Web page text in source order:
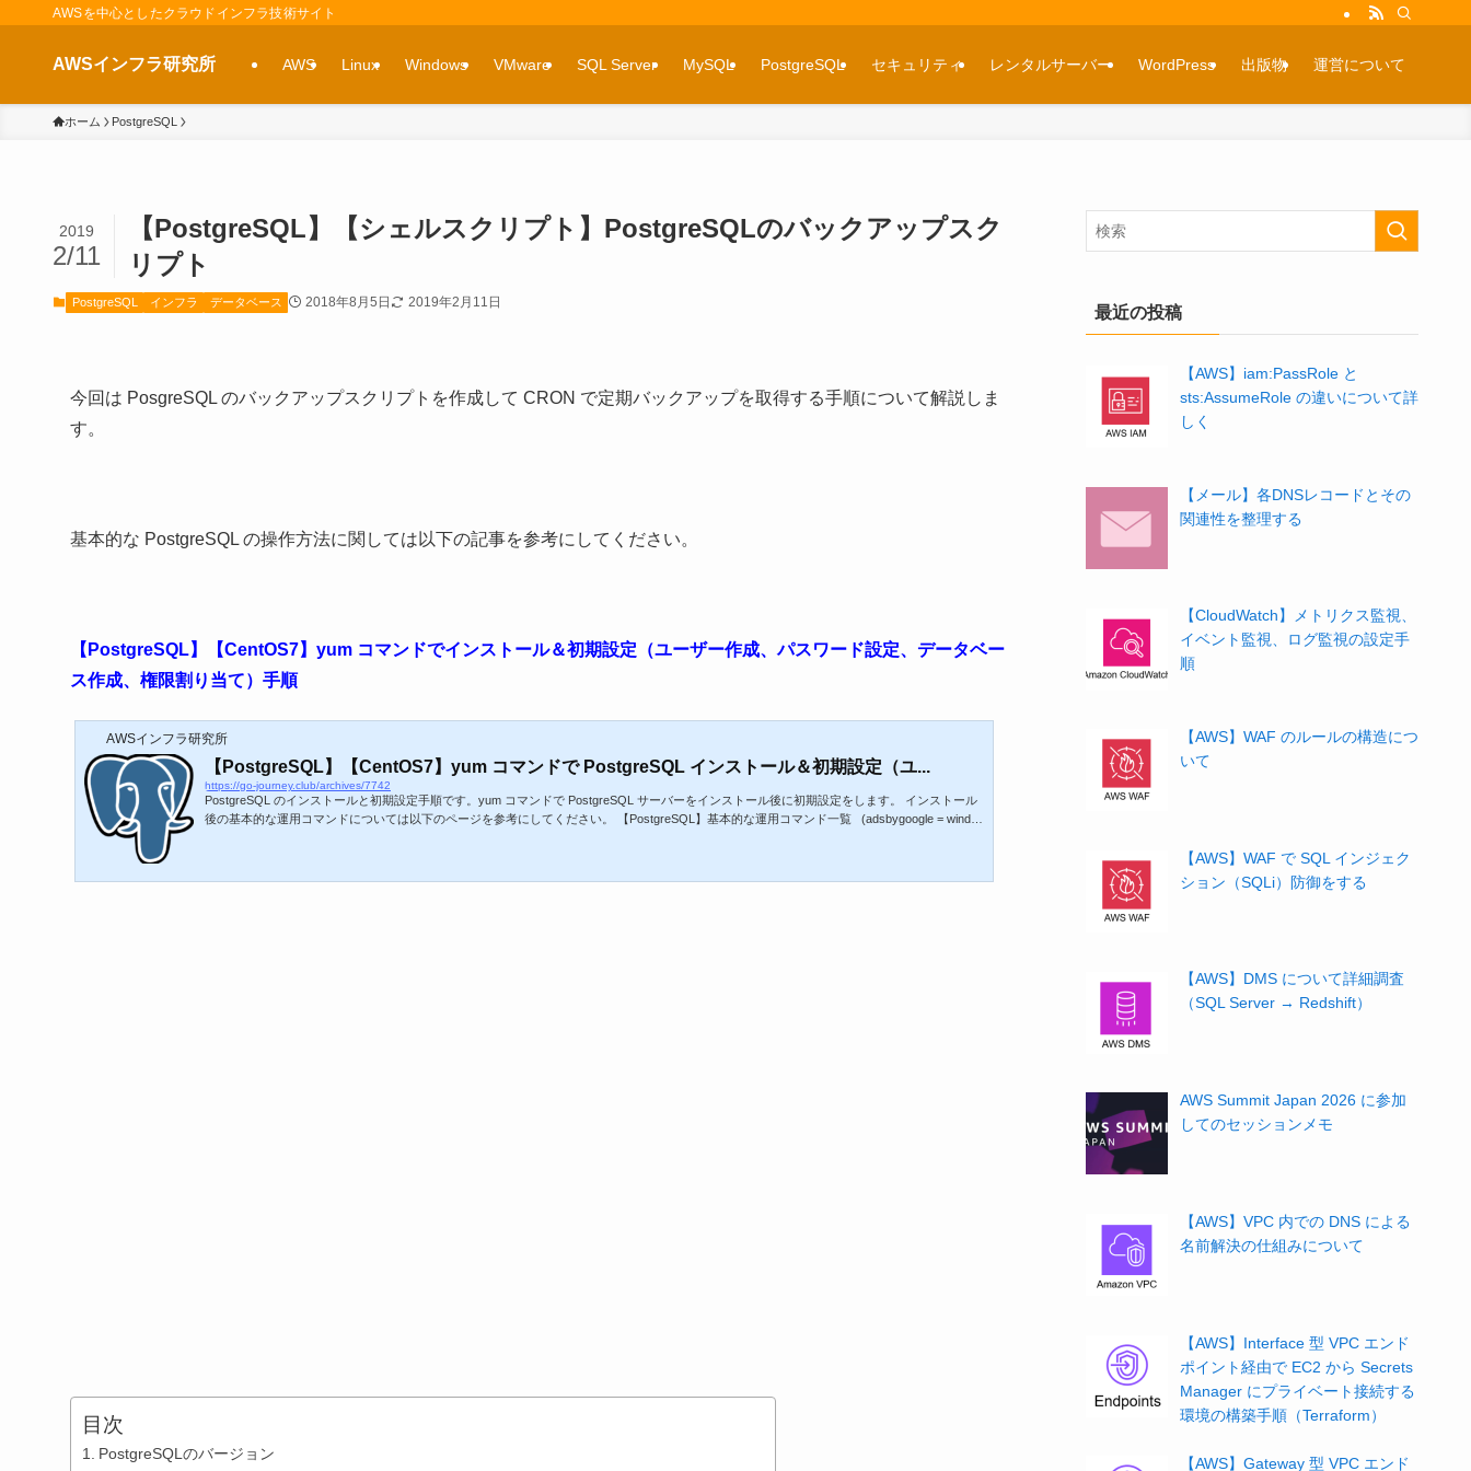
AWSを中心としたクラウドインフラ技術サイト
AWSインフラ研究所 AWS Linux Windows VMware SQL Server MySQL PostgreSQL セキュリティ レンタルサーバー WordPress 出版物 運営について
ホーム PostgreSQL
【PostgreSQL】【シェルスクリプト】PostgreSQLのバックアップスク
リプト
2019
2/11
PostgreSQL インフラ データベース 2018年8月5日 2019年2月11日
今回は PosgreSQL のバックアップスクリプトを作成して CRON で定期バックアップを取得する手順について解説しま
す。
基本的な PostgreSQL の操作方法に関しては以下の記事を参考にしてください。
【PostgreSQL】【CentOS7】yum コマンドでインストール＆初期設定（ユーザー作成、パスワード設定、データベー
ス作成、権限割り当て）手順
AWSインフラ研究所
【PostgreSQL】【CentOS7】yum コマンドで PostgreSQL インストール＆初期設定（ユ...
https://go-journey.club/archives/7742
PostgreSQL のインストールと初期設定手順です。yum コマンドで PostgreSQL サーバーをインストール後に初期設定をします。 インストール
後の基本的な運用コマンドについては以下のページを参考にしてください。 【PostgreSQL】基本的な運用コマンド一覧 (adsbygoogle = windo
目次
PostgreSQLのバージョン
最近の投稿
【AWS】iam:PassRole と
sts:AssumeRole の違いについて詳
しく
【メール】各DNSレコードとその
関連性を整理する
【CloudWatch】メトリクス監視、
イベント監視、ログ監視の設定手
順
【AWS】WAF のルールの構造につ
いて
【AWS】WAF で SQL インジェク
ション（SQLi）防御をする
【AWS】DMS について詳細調査
（SQL Server → Redshift）
AWS Summit Japan 2026 に参加
してのセッションメモ
【AWS】VPC 内での DNS による
名前解決の仕組みについて
【AWS】Interface 型 VPC エンド
ポイント経由で EC2 から Secrets
Manager にプライベート接続する
環境の構築手順（Terraform）
【AWS】Gateway 型 VPC エンド